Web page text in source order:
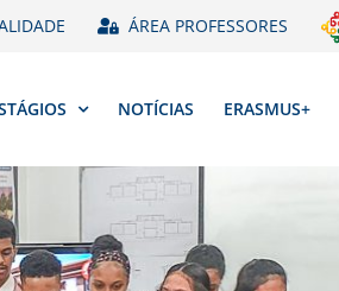
ÁREA PROFESSORES
NOTÍCIAS ERASMUS+